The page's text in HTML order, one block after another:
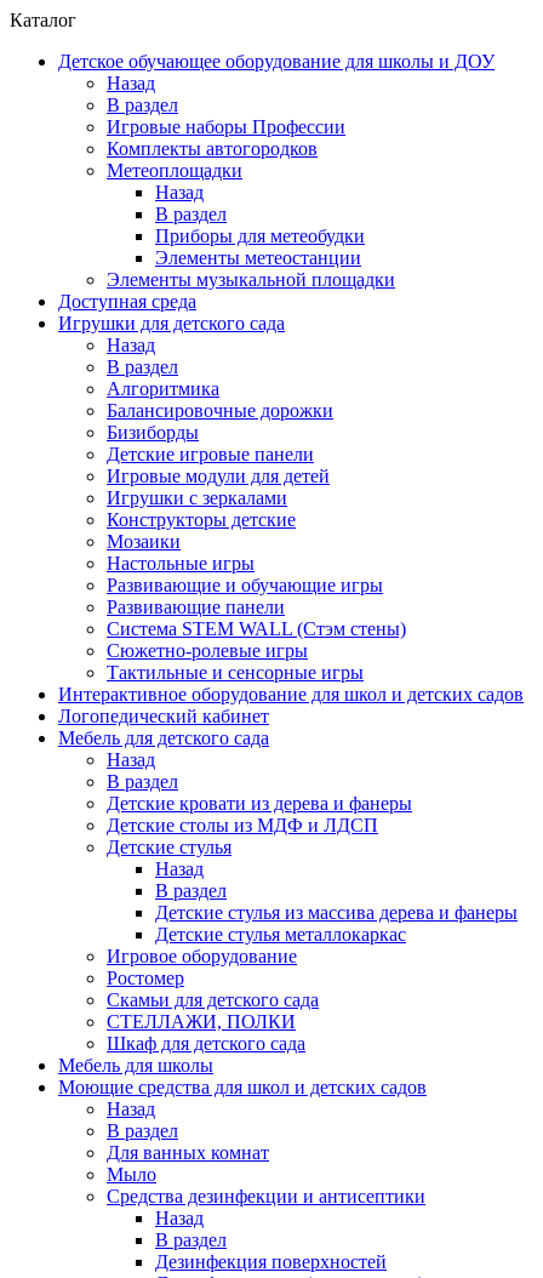
Каталог
Детское обучающее оборудование для школы и ДОУ
Назад
В раздел
Игровые наборы Профессии
Комплекты автогородков
Метеоплощадки
Назад
В раздел
Приборы для метеобудки
Элементы метеостанции
Элементы музыкальной площадки
Доступная среда
Игрушки для детского сада
Назад
В раздел
Алгоритмика
Балансировочные дорожки
Бизиборды
Детские игровые панели
Игровые модули для детей
Игрушки с зеркалами
Конструкторы детские
Мозаики
Настольные игры
Развивающие и обучающие игры
Развивающие панели
Система STEM WALL (Cтэм стены)
Сюжетно-ролевые игры
Тактильные и сенсорные игры
Интерактивное оборудование для школ и детских садов
Логопедический кабинет
Мебель для детского сада
Назад
В раздел
Детские кровати из дерева и фанеры
Детские столы из МДФ и ЛДСП
Детские стулья
Назад
В раздел
Детские стулья из массива дерева и фанеры
Детские стулья металлокаркас
Игровое оборудование
Ростомер
Скамьи для детского сада
СТЕЛЛАЖИ, ПОЛКИ
Шкаф для детского сада
Мебель для школы
Моющие средства для школ и детских садов
Назад
В раздел
Для ванных комнат
Мыло
Средства дезинфекции и антисептики
Назад
В раздел
Дезинфекция поверхностей